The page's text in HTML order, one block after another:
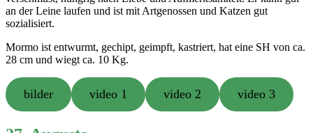
an der Leine laufen und ist mit Artgenossen und Katzen gut
sozialisiert.
Mormo ist entwurmt, gechipt, geimpft, kastriert, hat eine SH von ca.
28 cm und wiegt ca. 10 Kg.
bilder video 1 video 2 video 3